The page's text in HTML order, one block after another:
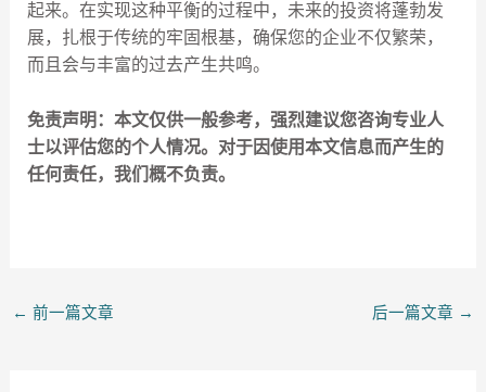
起来。在实现这种平衡的过程中，未来的投资将蓬勃发
展，扎根于传统的牢固根基，确保您的企业不仅繁荣，
而且会与丰富的过去产生共鸣。
免责声明：本文仅供一般参考，强烈建议您咨询专业人
士以评估您的个人情况。对于因使用本文信息而产生的
任何责任，我们概不负责。
← 前一篇文章 后一篇文章 →